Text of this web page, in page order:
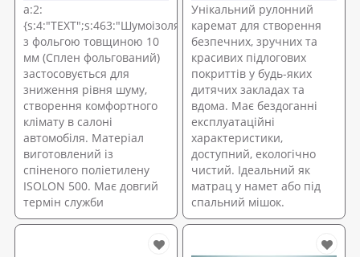
a:2:
{s:4:"TEXT";s:463:"Шумоізоляція
з фольгою товщиною 10
мм (Сплен фольгований)
застосовується для
зниження рівня шуму,
створення комфортного
клімату в салоні
автомобіля. Матеріал
виготовлений із
спіненого поліетилену
ISOLON 500. Має довгий
термін служби
Унікальний рулонний
каремат для створення
безпечних, зручних та
красивих підлогових
покриттів у будь-яких
дитячих закладах та
вдома. Має бездоганні
експлуатаційні
характеристики,
доступний, екологічно
чистий. Ідеальний як
матрац у намет або під
спальний мішок.